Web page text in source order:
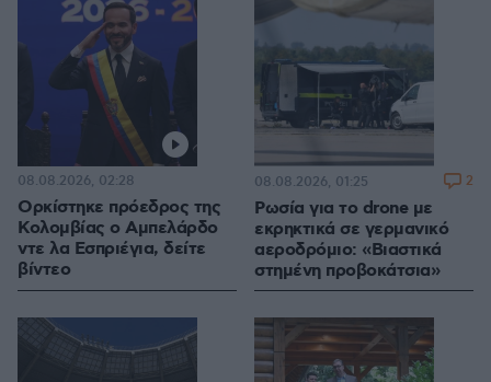
Ορκίστηκε πρόεδρος της
Κολομβίας ο Αμπελάρδο
ντε λα Εσπριέγια, δείτε
βίντεο
08.08.2026, 02:28
Ρωσία για το drone με
εκρηκτικά σε γερμανικό
αεροδρόμιο: «Βιαστικά
στημένη προβοκάτσια»
08.08.2026, 01:25 2